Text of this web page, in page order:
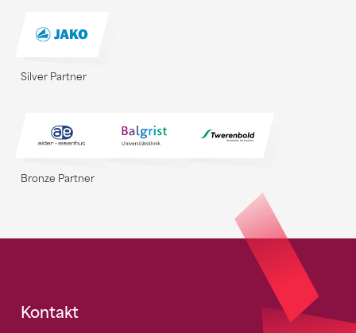
Silver Partner
Bronze Partner
Fusszeile
Kontakt